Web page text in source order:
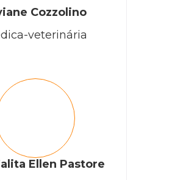
Cozzolino
veterinária
Ellen Pastore